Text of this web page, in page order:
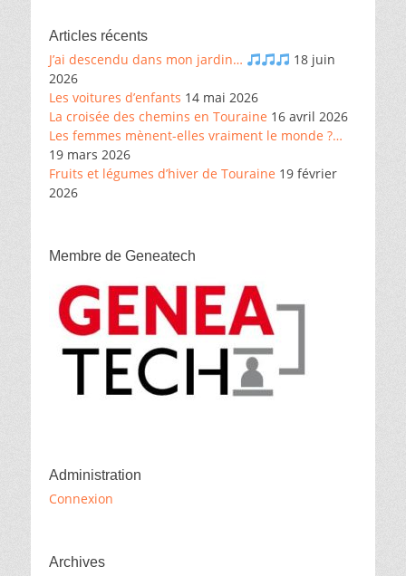
Articles récents
J’ai descendu dans mon jardin…
18 juin
2026
Les voitures d’enfants 14 mai 2026
La croisée des chemins en Touraine 16 avril 2026
Les femmes mènent-elles vraiment le monde ?…
19 mars 2026
Fruits et légumes d’hiver de Touraine 19 février
2026
Membre de Geneatech
Administration
Connexion
Archives